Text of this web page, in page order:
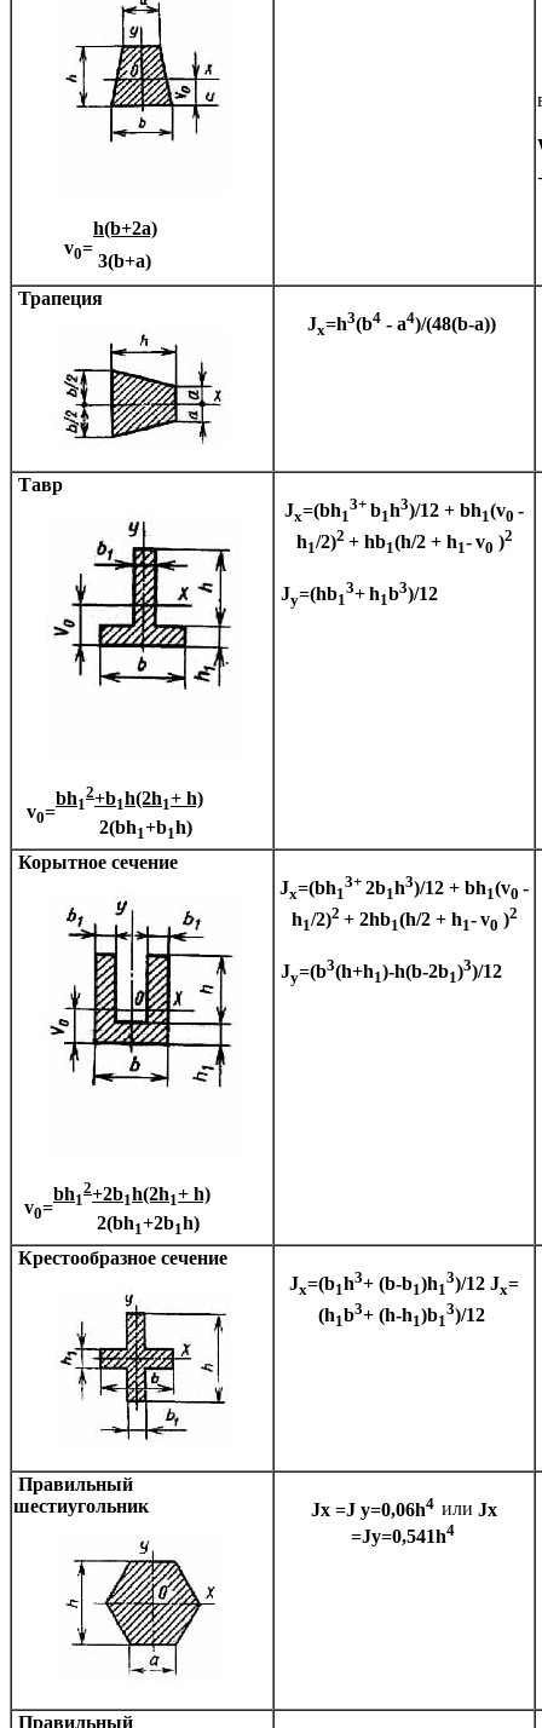
v0=
h(b+2a)
3(b+a)
Трапеция
Jx=h3(b4 - a4)/(48(b-a))
Тавр
v0=
bh1
2+b1h(2h1+ h)
2(bh1+b1h)
Jx=(bh1
3+ b1h3)/12 + bh1(v0 -
h1/2)2 + hb1(h/2 + h1- v0 )2
Jy=(hb1
3+h1b3)/12
Корытное сечение
v0=
bh1
2+2b1h(2h1+ h)
2(bh1+2b1h)
Jx=(bh1
3+ 2b1h3)/12 + bh1(v0 -
h1/2)2 + 2hb1(h/2 + h1- v0 )2
Jy=(b3(h+h1)-h(b-2b1)3)/12
Крестообразное сечение
Jx=(b1h3+ (b-b1)h1
3)/12 Jx=
(h1b3+ (h-h1)b1
3)/12
Правильный
шестиугольник
Jx =J y=0,06h4 или Jx
=Jy=0,541h4
Правильный